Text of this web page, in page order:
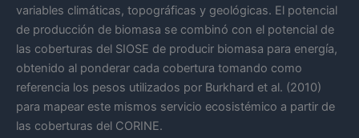
variables climáticas, topográficas y geológicas. El potencial
de producción de biomasa se combinó con el potencial de
las coberturas del SIOSE de producir biomasa para energía,
obtenido al ponderar cada cobertura tomando como
referencia los pesos utilizados por Burkhard et al. (2010)
para mapear este mismos servicio ecosistémico a partir de
las coberturas del CORINE.